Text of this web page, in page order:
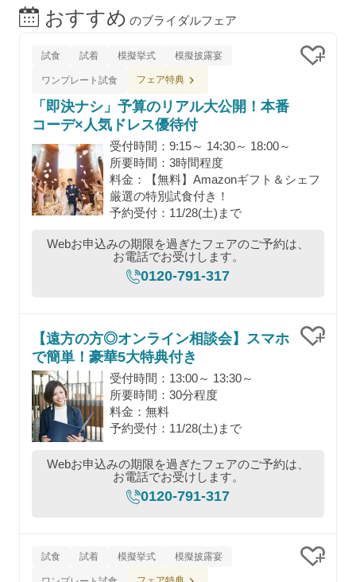
おすすめ のブライダルフェア
試食 試着 模擬挙式 模擬披露宴
ワンプレート試食 フェア特典
「即決ナシ」予算のリアル大公開！本番
コーデ×人気ドレス優待付
受付時間：9:15～ 14:30～ 18:00～
所要時間：3時間程度
料金：【無料】Amazonギフト＆シェフ
厳選の特別試食付き！
予約受付：11/28(土)まで
Webお申込みの期限を過ぎたフェアのご予約は、
お電話でお受けします。
0120-791-317
【遠方の方◎オンライン相談会】スマホ
で簡単！豪華5大特典付き
受付時間：13:00～ 13:30～
所要時間：30分程度
料金：無料
予約受付：11/28(土)まで
Webお申込みの期限を過ぎたフェアのご予約は、
お電話でお受けします。
0120-791-317
試食 試着 模擬挙式 模擬披露宴